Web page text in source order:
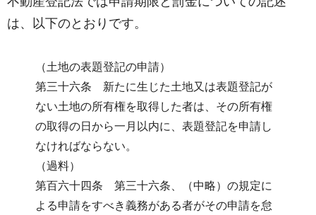
は、以下のとおりです。
（土地の表題登記の申請）
第三十六条 新たに生じた土地又は表題登記が
ない土地の所有権を取得した者は、その所有権
の取得の日から一月以内に、表題登記を申請し
なければならない。
（過料）
第百六十四条 第三十六条、（中略）の規定に
よる申請をすべき義務がある者がその申請を怠